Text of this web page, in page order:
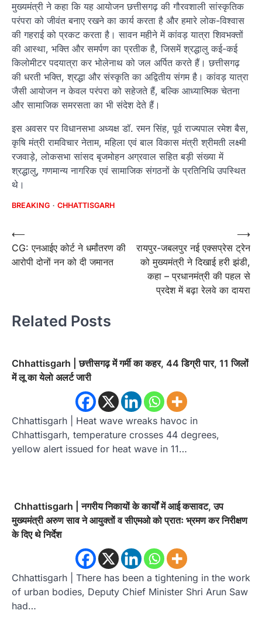
मुख्यमंत्री ने कहा कि यह आयोजन छत्तीसगढ़ की गौरवशाली सांस्कृतिक
परंपरा को जीवंत बनाए रखने का कार्य करता है और हमारे लोक-विश्वास
की गहराई को प्रकट करता है। सावन महीने में कांवड़ यात्रा शिवभक्तों
की आस्था, भक्ति और समर्पण का प्रतीक है, जिसमें श्रद्धालु कई-कई
किलोमीटर पदयात्रा कर भोलेनाथ को जल अर्पित करते हैं। छत्तीसगढ़
की धरती भक्ति, श्रद्धा और संस्कृति का अद्वितीय संगम है। कांवड़ यात्रा
जैसी आयोजन न केवल परंपरा को सहेजते हैं, बल्कि आध्यात्मिक चेतना
और सामाजिक समरसता का भी संदेश देते हैं।
इस अवसर पर विधानसभा अध्यक्ष डॉ. रमन सिंह, पूर्व राज्यपाल रमेश बैस,
कृषि मंत्री रामविचार नेताम, महिला एवं बाल विकास मंत्री श्रीमती लक्ष्मी
रजवाड़े, लोकसभा सांसद बृजमोहन अग्रवाल सहित बड़ी संख्या में
श्रद्धालु, गणमान्य नागरिक एवं सामाजिक संगठनों के प्रतिनिधि उपस्थित
थे।
BREAKING CHHATTISGARH
Post
navigation
⟵
CG: एनआईए कोर्ट ने धर्मांतरण की
आरोपी दोनों नन को दी जमानत
रायपुर-जबलपुर नई एक्सप्रेस ट्रेन
को मुख्यमंत्री ने दिखाई हरी झंडी,
कहा – प्रधानमंत्री की पहल से
प्रदेश में बढ़ा रेलवे का दायरा
⟶
Related Posts
Chhattisgarh | छत्तीसगढ़ में गर्मी का कहर, 44 डिग्री पार, 11 जिलों
में लू का येलो अलर्ट जारी
Chhattisgarh | Heat wave wreaks havoc in
Chhattisgarh, temperature crosses 44 degrees,
yellow alert issued for heat wave in 11…
Chhattisgarh | नगरीय निकायों के कार्यों में आई कसावट, उप
मुख्यमंत्री अरुण साव ने आयुक्तों व सीएमओ को प्रातः भ्रमण कर निरीक्षण
के दिए थे निर्देश
Chhattisgarh | There has been a tightening in the work
of urban bodies, Deputy Chief Minister Shri Arun Saw
had…